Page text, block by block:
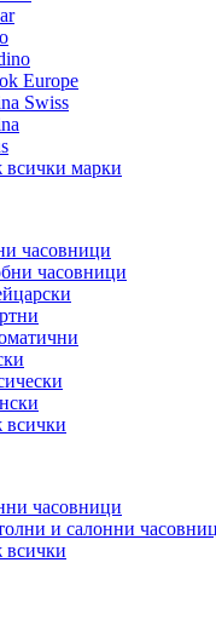
Europe
Swiss
марки
часовници
часовници
часовници
и салонни